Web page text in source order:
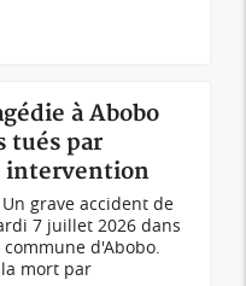
à Abobo
tués par
intervention
grave accident de
7 juillet 2026 dans
d'Abobo.
mort par